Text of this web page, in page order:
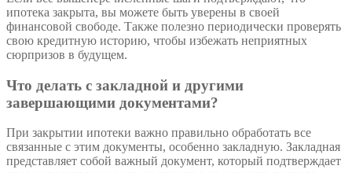
ипотека закрыта, вы можете быть уверены в своей
финансовой свободе. Также полезно периодически проверять
свою кредитную историю, чтобы избежать неприятных
сюрпризов в будущем.
Что делать с закладной и другими
завершающими документами?
При закрытии ипотеки важно правильно обработать все
связанные с этим документы, особенно закладную. Закладная
представляет собой важный документ, который подтверждает